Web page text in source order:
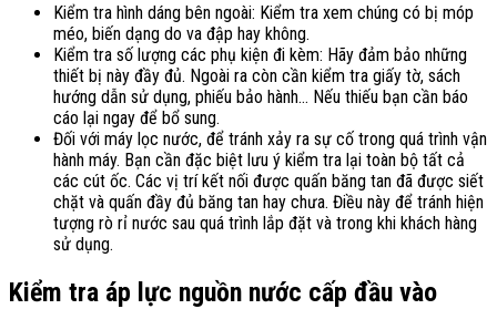
Kiểm tra hình dáng bên ngoài: Kiểm tra xem chúng có bị móp
méo, biến dạng do va đập hay không.
Kiểm tra số lượng các phụ kiện đi kèm: Hãy đảm bảo những
thiết bị này đầy đủ. Ngoài ra còn cần kiểm tra giấy tờ, sách
hướng dẫn sử dụng, phiếu bảo hành… Nếu thiếu bạn cần báo
cáo lại ngay để bổ sung.
Đối với máy lọc nước, để tránh xảy ra sự cố trong quá trình vận
hành máy. Bạn cần đặc biệt lưu ý kiểm tra lại toàn bộ tất cả
các cút ốc. Các vị trí kết nối được quấn băng tan đã được siết
chặt và quấn đầy đủ băng tan hay chưa. Điều này để tránh hiện
tượng rò rỉ nước sau quá trình lắp đặt và trong khi khách hàng
sử dụng.
Kiểm tra áp lực nguồn nước cấp đầu vào